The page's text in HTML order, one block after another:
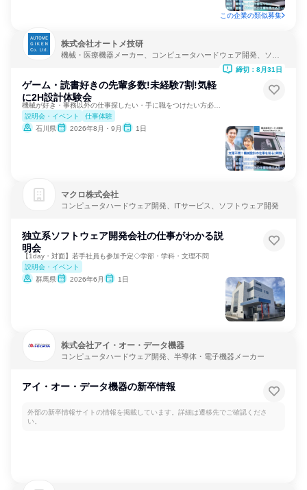
この企業の類似募集
株式会社オートメ技研
機械・医療機器メーカー、コンピュータハードウェア開発、ソフ
ゲーム・読書好きの先輩多数!未経験7割!気軽
に2H設計体験会
説明会・イベント
仕事体験
石川県
2026年8月・9月 1日
締切：8月31日
マクロ株式会社
コンピュータハードウェア開発、ITサービス、ソフトウェア開発
独立系ソフトウェア開発会社の仕事がわかる説
明会
【1day・対面】若手社員も参加予定◇学部・学科・文理不問
説明会・イベント
群馬県
2026年6月 1日
株式会社アイ・オー・データ機器
コンピュータハードウェア開発、半導体・電子機器メーカー
アイ・オー・データ機器の新卒情報
外部の新卒情報サイトの情報を掲載しています。詳細は遷移先でご確認くださ
い。